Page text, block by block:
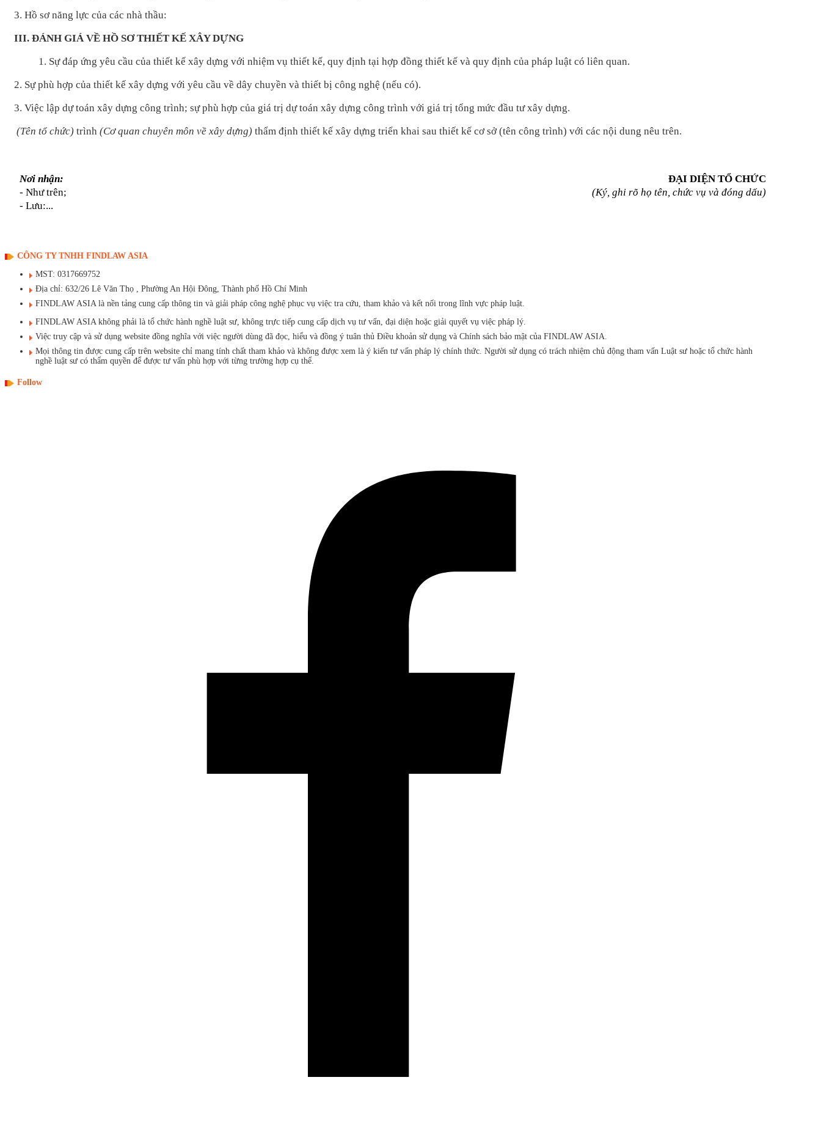
3. Hồ sơ năng lực của các nhà thầu:
III. ĐÁNH GIÁ VỀ HỒ SƠ THIẾT KẾ XÂY DỰNG
1. Sự đáp ứng yêu cầu của thiết kế xây dựng với nhiệm vụ thiết kế, quy định tại hợp đồng thiết kế và quy định của pháp luật có liên quan.
2. Sự phù hợp của thiết kế xây dựng với yêu cầu về dây chuyền và thiết bị công nghệ (nếu có).
3. Việc lập dự toán xây dựng công trình; sự phù hợp của giá trị dự toán xây dựng công trình với giá trị tổng mức đầu tư xây dựng.
(Tên tổ chức) trình (Cơ quan chuyên môn về xây dựng) thẩm định thiết kế xây dựng triển khai sau thiết kế cơ sở (tên công trình) với các nội dung nêu trên.
Nơi nhận:
- Như trên;
- Lưu:...
ĐẠI DIỆN TỔ CHỨC
(Ký, ghi rõ họ tên, chức vụ và đóng dấu)
CÔNG TY TNHH FINDLAW ASIA
MST: 0317669752
Địa chỉ: 632/26 Lê Văn Thọ , Phường An Hội Đông, Thành phố Hồ Chí Minh
FINDLAW ASIA là nền tảng cung cấp thông tin và giải pháp công nghệ phục vụ việc tra cứu, tham khảo và kết nối trong lĩnh vực pháp luật.
FINDLAW ASIA không phải là tổ chức hành nghề luật sư, không trực tiếp cung cấp dịch vụ tư vấn, đại diện hoặc giải quyết vụ việc pháp lý.
Việc truy cập và sử dụng website đồng nghĩa với việc người dùng đã đọc, hiểu và đồng ý tuân thủ Điều khoản sử dụng và Chính sách bảo mật của FINDLAW ASIA.
Mọi thông tin được cung cấp trên website chỉ mang tính chất tham khảo và không được xem là ý kiến tư vấn pháp lý chính thức. Người sử dụng có trách nhiệm chủ động tham vấn Luật sư hoặc tổ chức hành
nghề luật sư có thẩm quyền để được tư vấn phù hợp với từng trường hợp cụ thể.
Follow